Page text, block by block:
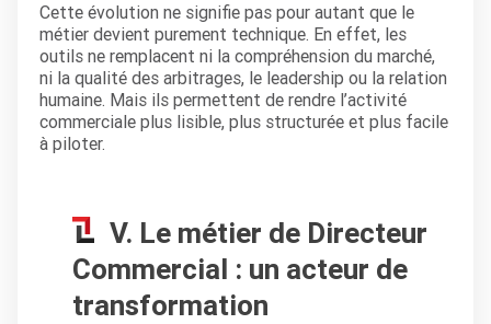
Cette évolution ne signifie pas pour autant que le
métier devient purement technique. En effet, les
outils ne remplacent ni la compréhension du marché,
ni la qualité des arbitrages, le leadership ou la relation
humaine. Mais ils permettent de rendre l’activité
commerciale plus lisible, plus structurée et plus facile
à piloter.
V. Le métier de Directeur
Commercial : un acteur de
transformation